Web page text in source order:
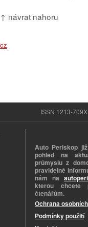
↑ návrat nahoru
ISSN 1213-
Auto Periskop
pohled na
průmyslu z
pravidelně
nám na
kterou chcete
čtenářům.
Ochrana
Podmínky použití